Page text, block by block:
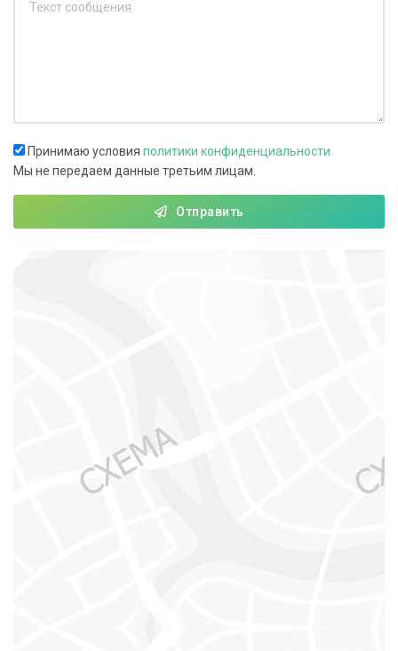
Принимаю условия политики конфиденциальности
Мы не передаем данные третьим лицам.
Отправить